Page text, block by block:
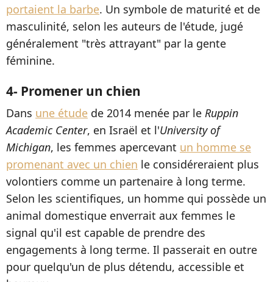
portaient la barbe. Un symbole de maturité et de
masculinité, selon les auteurs de l'étude, jugé
généralement "très attrayant" par la gente
féminine.
4- Promener un chien
Dans une étude de 2014 menée par le Ruppin
Academic Center, en Israël et l'University of
Michigan, les femmes apercevant un homme se
promenant avec un chien le considéreraient plus
volontiers comme un partenaire à long terme.
Selon les scientifiques, un homme qui possède un
animal domestique enverrait aux femmes le
signal qu'il est capable de prendre des
engagements à long terme. Il passerait en outre
pour quelqu'un de plus détendu, accessible et